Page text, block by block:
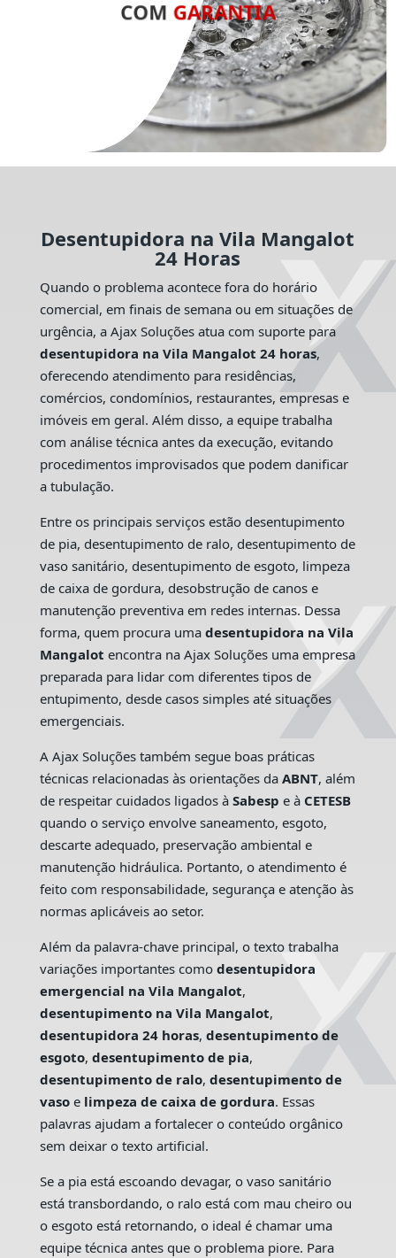
COM GARANTIA
Desentupidora na Vila Mangalot
24 Horas
Quando o problema acontece fora do horário
comercial, em finais de semana ou em situações de
urgência, a Ajax Soluções atua com suporte para
desentupidora na Vila Mangalot 24 horas,
oferecendo atendimento para residências,
comércios, condomínios, restaurantes, empresas e
imóveis em geral. Além disso, a equipe trabalha
com análise técnica antes da execução, evitando
procedimentos improvisados que podem danificar
a tubulação.
Entre os principais serviços estão desentupimento
de pia, desentupimento de ralo, desentupimento de
vaso sanitário, desentupimento de esgoto, limpeza
de caixa de gordura, desobstrução de canos e
manutenção preventiva em redes internas. Dessa
forma, quem procura uma desentupidora na Vila
Mangalot encontra na Ajax Soluções uma empresa
preparada para lidar com diferentes tipos de
entupimento, desde casos simples até situações
emergenciais.
A Ajax Soluções também segue boas práticas
técnicas relacionadas às orientações da ABNT, além
de respeitar cuidados ligados à Sabesp e à CETESB
quando o serviço envolve saneamento, esgoto,
descarte adequado, preservação ambiental e
manutenção hidráulica. Portanto, o atendimento é
feito com responsabilidade, segurança e atenção às
normas aplicáveis ao setor.
Além da palavra-chave principal, o texto trabalha
variações importantes como desentupidora
emergencial na Vila Mangalot,
desentupimento na Vila Mangalot,
desentupidora 24 horas, desentupimento de
esgoto, desentupimento de pia,
desentupimento de ralo, desentupimento de
vasoe limpeza de caixa de gordura. Essas
palavras ajudam a fortalecer o conteúdo orgânico
sem deixar o texto artificial.
Se a pia está escoando devagar, o vaso sanitário
está transbordando, o ralo está com mau cheiro ou
o esgoto está retornando, o ideal é chamar uma
equipe técnica antes que o problema piore. Para